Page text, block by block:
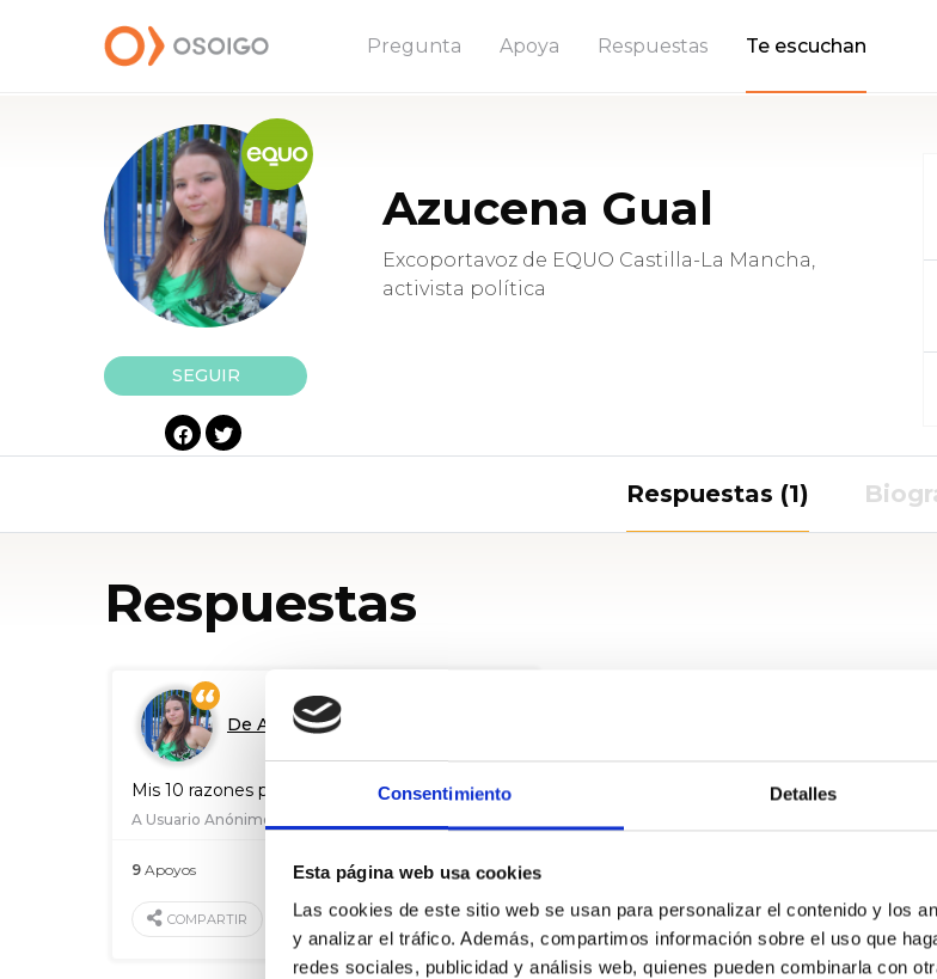
Consentimiento Detalles
Esta página web usa cookies
Las cookies de este sitio web se usan para personalizar el contenido y los
y analizar el tráfico. Además, compartimos información sobre el uso que
redes sociales, publicidad y análisis web, quienes pueden combinarla con
Pregunta Apoya Respuestas Te escuchan
SEGUIR
Azucena Gual
Excoportavoz de EQUO Castilla-La Mancha,
activista política
Respuestas (1)
Respuestas
De Azucena Gual
Mis 10 razones para militar en EQUO
A Usuario Anónimo
07 May. 2016
9 Apoyos
COMPARTIR VALORAR